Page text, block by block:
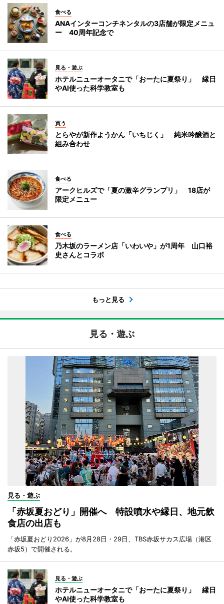
食べる
ANAインターコンチネンタルの3店舗が限定メニュ
ー 40周年記念で
見る・遊ぶ
ホテルニューオータニで「おーたに夏祭り」 縁日
やAI使った科学教室も
買う
とらやが新作ようかん「いちじく」 純米吟醸酒と
組み合わせ
食べる
アークヒルズで「夏の激辛グランプリ」 18店が
限定メニュー
食べる
乃木坂のラーメン店「いわいや」が1周年 山口裕
史さんとコラボ
もっと見る
見る・遊ぶ
見る・遊ぶ
「赤坂夏おどり」開催へ 特設噴水や縁日、地元飲
食店の出店も
「赤坂夏おどり2026」が8月28日・29日、TBS赤坂サカス広場（港区
赤坂5）で開催される。
見る・遊ぶ
ホテルニューオータニで「おーたに夏祭り」 縁日
やAI使った科学教室も